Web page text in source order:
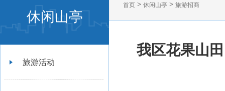
休闲山亭
旅游活动
首页 > 休闲山亭 > 旅游招商
我区花果山